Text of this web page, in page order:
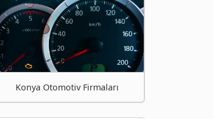
Konya Otomotiv Firmaları